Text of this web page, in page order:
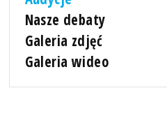
Nasze debaty
Galeria zdjęć
Galeria wideo